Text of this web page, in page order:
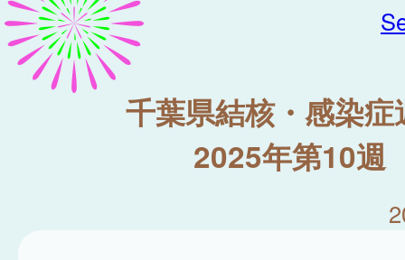
千葉県結核・感染症
2025年第10週